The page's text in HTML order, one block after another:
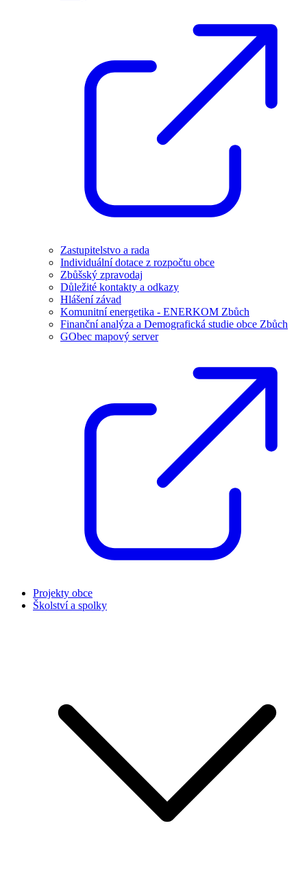
Zastupitelstvo a rada
Individuální dotace z rozpočtu obce
Zbůšský zpravodaj
Důležité kontakty a odkazy
Hlášení závad
Komunitní energetika - ENERKOM Zbůch
Finanční analýza a Demografická studie obce Zbůch
GObec mapový server
Projekty obce
Školství a spolky